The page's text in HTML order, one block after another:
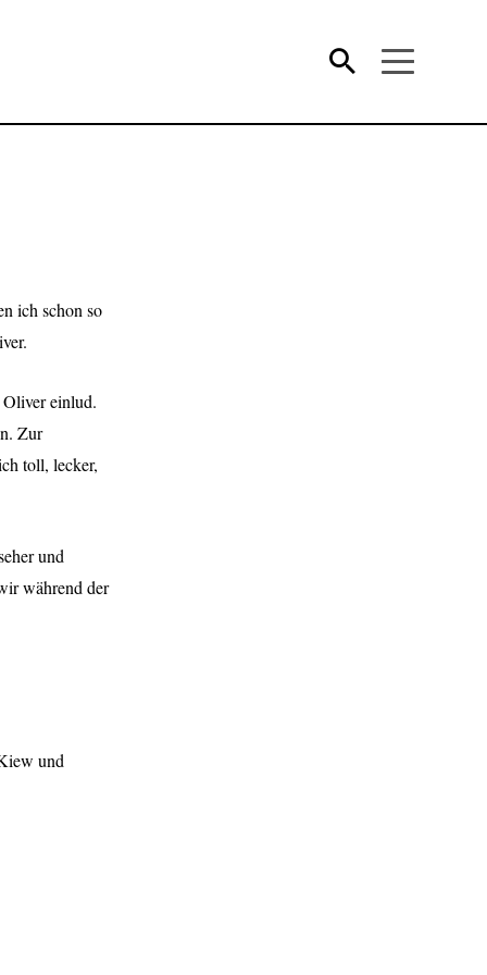
ich schon so
Oliver einlud.
Zur
toll, lecker,
und
während der
und